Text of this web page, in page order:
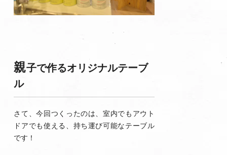
親子で作るオリジナルテーブ
ル
さて、今回つくったのは、室内でもアウト
ドアでも使える、持ち運び可能なテーブル
です！